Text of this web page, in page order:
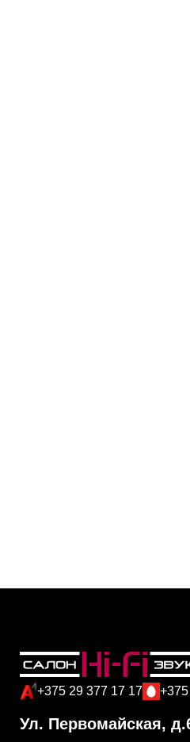
+375 29 377 17 17
Ул. Первомайская,